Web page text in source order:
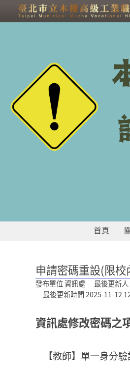
跳過上區塊
申請密碼重設(限
首頁
申請密碼重設(限校
發布單位 資訊處 最後更新人
最後更新時間 2025-11-12
資訊處修改密碼之
【教師】單一身分